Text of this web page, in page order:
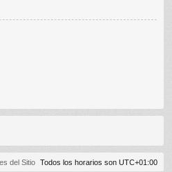
Todos los horarios son UTC+01:00
del Sitio